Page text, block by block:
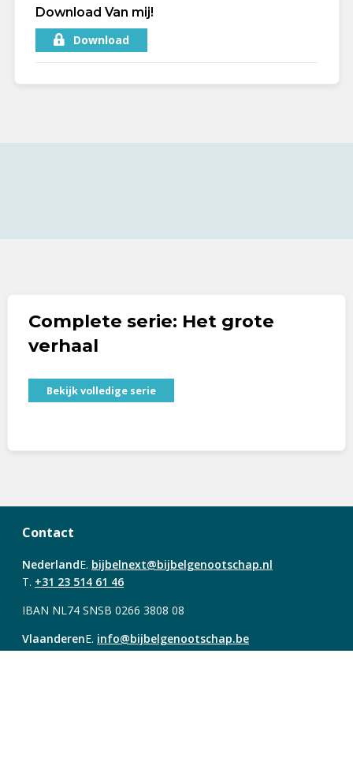
Download Van mij!
Download
Complete serie: Het grote
verhaal
Bekijk volledige serie
Contact
NederlandE. bijbelnext@bijbelgenootschap.nl
T. +31 23 514 61 46
IBAN NL74 SNSB 0266 3808 08
VlaanderenE. info@bijbelgenootschap.be
T.+32 78 48 44 86